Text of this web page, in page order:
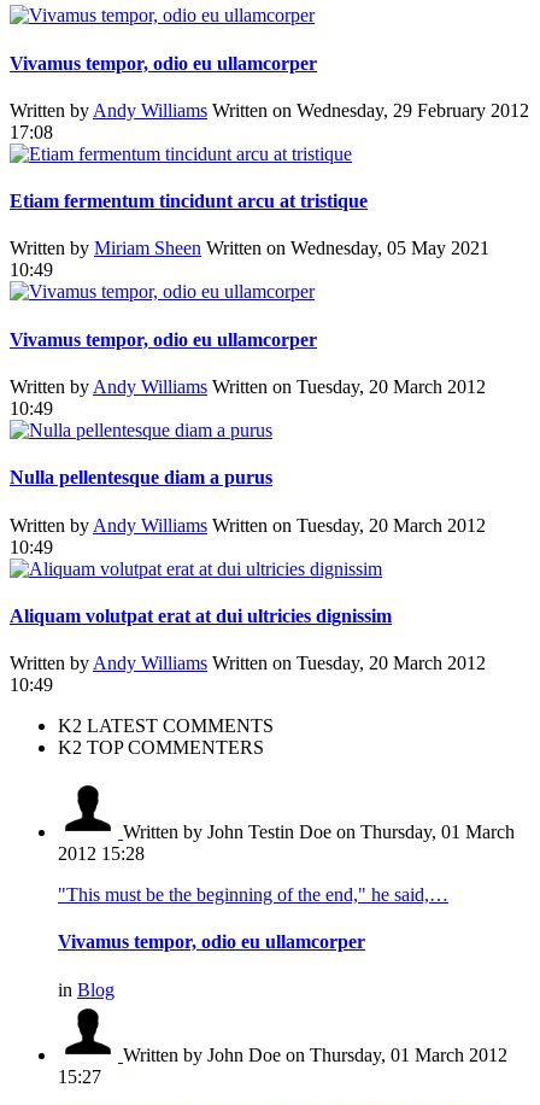
Vivamus tempor, odio eu ullamcorper
Written by Andy Williams Written on Wednesday, 29 February 2012
17:08
Etiam fermentum tincidunt arcu at tristique
Written by Miriam Sheen Written on Wednesday, 05 May 2021
10:49
Vivamus tempor, odio eu ullamcorper
Written by Andy Williams Written on Tuesday, 20 March 2012
10:49
Nulla pellentesque diam a purus
Written by Andy Williams Written on Tuesday, 20 March 2012
10:49
Aliquam volutpat erat at dui ultricies dignissim
Written by Andy Williams Written on Tuesday, 20 March 2012
10:49
K2 LATEST COMMENTS
K2 TOP COMMENTERS
Written by John Testin Doe on Thursday, 01 March
2012 15:28
"This must be the beginning of the end," he said,…
Vivamus tempor, odio eu ullamcorper
in Blog
Written by John Doe on Thursday, 01 March 2012
15:27